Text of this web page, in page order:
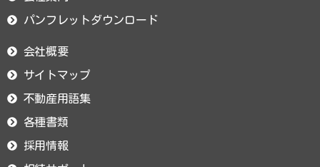
パンフレットダウンロード
会社概要
サイトマップ
不動産用語集
各種書類
採用情報